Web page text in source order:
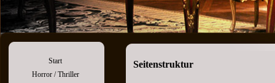
Start
Horror / Thriller
Seitenstruktur